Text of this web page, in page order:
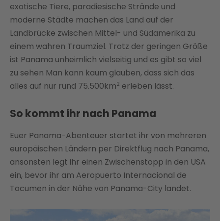
exotische Tiere, paradiesische Strände und
moderne Städte machen das Land auf der
Landbrücke zwischen Mittel- und Südamerika zu
einem wahren Traumziel. Trotz der geringen Größe
ist Panama unheimlich vielseitig und es gibt so viel
zu sehen Man kann kaum glauben, dass sich das
alles auf nur rund 75.500km2 erleben lässt.
So kommt ihr nach Panama
Euer Panama-Abenteuer startet ihr von mehreren
europäischen Ländern per Direktflug nach Panama,
ansonsten legt ihr einen Zwischenstopp in den USA
ein, bevor ihr am Aeropuerto Internacional de
Tocumen in der Nähe von Panama-City landet.